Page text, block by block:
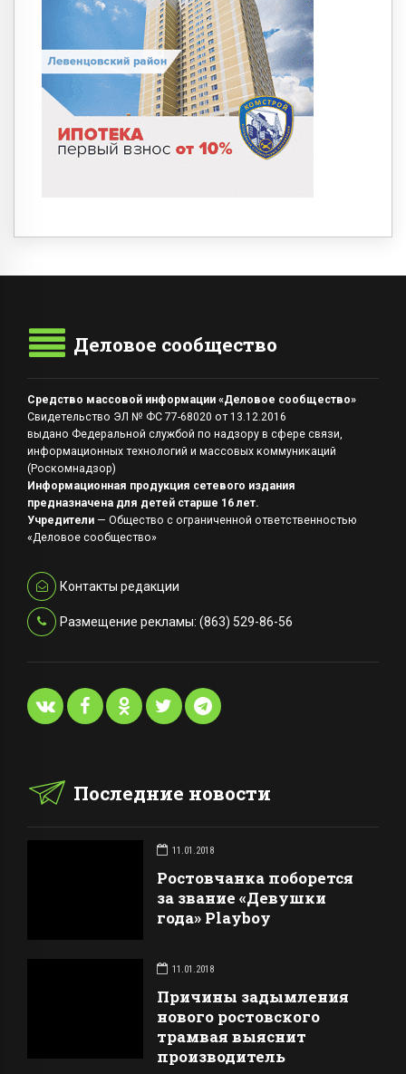
Деловое сообщество
Средство массовой информации «Деловое сообщество»
Свидетельство ЭЛ № ФС 77-68020 от 13.12.2016
выдано Федеральной службой по надзору в сфере связи,
информационных технологий и массовых коммуникаций
(Роскомнадзор)
Информационная продукция сетевого издания
предназначена для детей старше 16 лет.
Учредители — Общество с ограниченной ответственностью
«Деловое сообщество»
Контакты редакции
Размещение рекламы: (863) 529-86-56
Последние новости
11.01.2018
Ростовчанка поборется
за звание «Девушки
года» Playboy
11.01.2018
Причины задымления
нового ростовского
трамвая выяснит
производитель